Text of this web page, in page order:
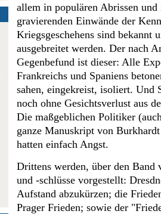
allem in populären Abrissen
gravierenden Einwände der
Kriegsgeschehens sind bekannt
ausgebreitet werden. Der nach
Gegenbefund ist dieser: Alle
Frankreichs und Spaniens
sahen, eingekreist, isoliert. Und
noch ohne Gesichtsverlust aus
Die maßgeblichen Politiker
ganze Manuskript von
hatten einfach Angst.
Drittens werden, über den
und -schlüsse vorgestellt:
Aufstand abzukürzen; die
Prager Frieden; sowie der